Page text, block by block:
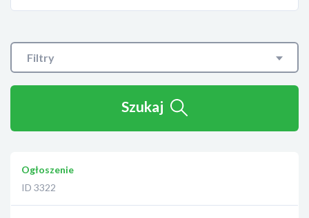
Filtry
Szukaj
Ogłoszenie
ID 3322